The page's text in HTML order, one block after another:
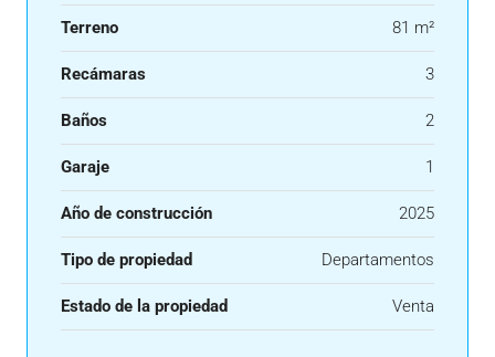
Terreno 81 m²
Recámaras 3
Baños 2
Garaje 1
Año de construcción 2025
Tipo de propiedad Departamentos
Estado de la propiedad Venta